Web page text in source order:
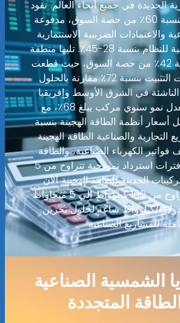
الجديدة في جميع أنحاء العالم. تقود
أمريكا الشمالية وأوروبا بنسبة 60٪ من حصة السوق، مدفوعة
والاعتمادات الضريبية الاستثمارية
التي تقلل التكاليف الإجمالية للنظام بنسبة 28-45٪. تليها منطقة
آسيا والمحيط الهادئ بنسبة 42٪ من حصة السوق، حيث قطعت
التصاميم المعيارية أوقات التثبيت بنسبة 72٪ مقارنة بالحلول
الناشئة في الشرق الأوسط وإفريقيا
أسرع المناطق نموًا بمعدل نمو سنوي مركب يبلغ 68٪، مع
أسعار أنظمة الطاقة الهجينة بنسبة
التجارية والصناعية الطاقة الهجينة
فواتير الكهرباء الصناعية، والطاقة
الاحتياطية للطوارئ، مع فترات استرداد نموذجية تتراوح من 5
الحديثة للطاقة الهجينة الآن
بأنظمة متكاملة بسعة تتراوح من 100 كيلوواط إلى 5 ميجاواط
أقل من 320 دولارًا/كيلوواط ساعة لحلول تخزين
الشمسية الصناعية
المتجددة